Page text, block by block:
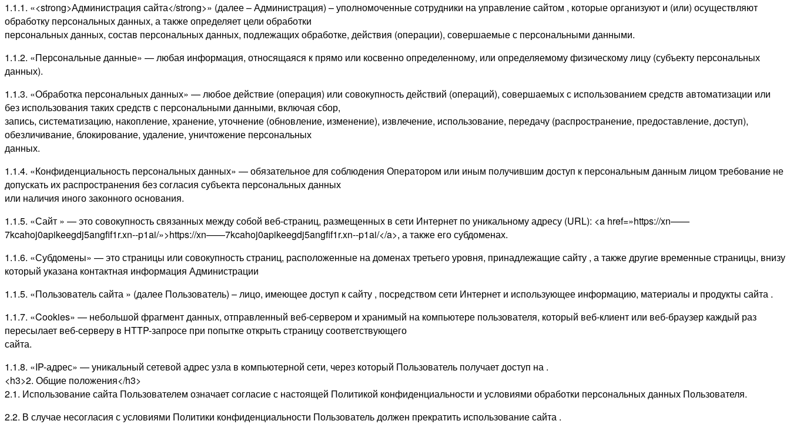
1.1.1. «<strong>Администрация сайта</strong>» (далее – Администрация) – уполномоченные сотрудники на управление сайтом , которые организуют и (или) осуществляют
обработку персональных данных, а также определяет цели обработки
персональных данных, состав персональных данных, подлежащих обработке, действия (операции), совершаемые с персональными данными.
1.1.2. «Персональные данные» — любая информация, относящаяся к прямо или косвенно определенному, или определяемому физическому лицу (субъекту персональных
данных).
1.1.3. «Обработка персональных данных» — любое действие (операция) или совокупность действий (операций), совершаемых с использованием средств автоматизации или
без использования таких средств с персональными данными, включая сбор,
запись, систематизацию, накопление, хранение, уточнение (обновление, изменение), извлечение, использование, передачу (распространение, предоставление, доступ),
обезличивание, блокирование, удаление, уничтожение персональных
данных.
1.1.4. «Конфиденциальность персональных данных» — обязательное для соблюдения Оператором или иным получившим доступ к персональным данным лицом требование не
допускать их распространения без согласия субъекта персональных данных
или наличия иного законного основания.
1.1.5. «Сайт » — это совокупность связанных между собой веб-страниц, размещенных в сети Интернет по уникальному адресу (URL): <a href=»https://xn——
7kcahoj0apikeegdj5angfif1r.xn--p1ai/»>https://xn——7kcahoj0apikeegdj5angfif1r.xn--p1ai/</a>, а также его субдоменах.
1.1.6. «Субдомены» — это страницы или совокупность страниц, расположенные на доменах третьего уровня, принадлежащие сайту , а также другие временные страницы, внизу
который указана контактная информация Администрации
1.1.5. «Пользователь сайта » (далее Пользователь) – лицо, имеющее доступ к сайту , посредством сети Интернет и использующее информацию, материалы и продукты сайта .
1.1.7. «Cookies» — небольшой фрагмент данных, отправленный веб-сервером и хранимый на компьютере пользователя, который веб-клиент или веб-браузер каждый раз
пересылает веб-серверу в HTTP-запросе при попытке открыть страницу соответствующего
сайта.
1.1.8. «IP-адрес» — уникальный сетевой адрес узла в компьютерной сети, через который Пользователь получает доступ на .
<h3>2. Общие положения</h3>
2.1. Использование сайта Пользователем означает согласие с настоящей Политикой конфиденциальности и условиями обработки персональных данных Пользователя.
2.2. В случае несогласия с условиями Политики конфиденциальности Пользователь должен прекратить использование сайта .